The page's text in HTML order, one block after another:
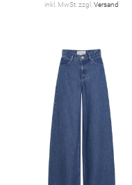
inkl. MwSt. zzgl. Versand